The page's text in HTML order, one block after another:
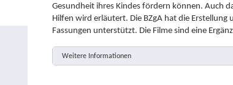
Gesundheit ihres Kindes fördern können. Auch
Hilfen wird erläutert. Die BZgA hat die
Fassungen unterstützt. Die Filme sind eine
Weitere Informationen